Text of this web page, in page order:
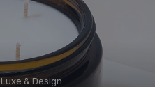
Luxe & Design